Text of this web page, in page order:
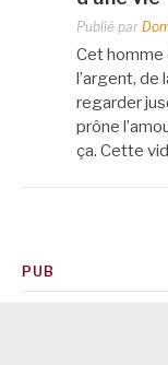
Publié par
Cet homme
l’argent, de
regarder
prône
ça. Cette
PUB